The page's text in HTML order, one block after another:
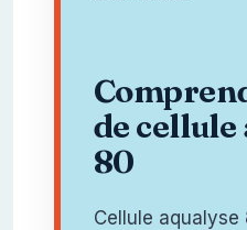
de cellule
80
Cellule